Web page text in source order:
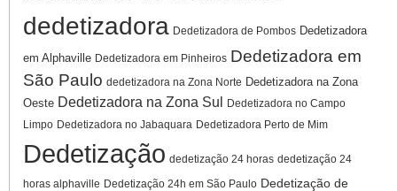
dedetizadora Dedetizadora de Pombos Dedetizadora
em Alphaville Dedetizadora em Pinheiros Dedetizadora em
São Paulo dedetizadora na Zona Norte Dedetizadora na Zona
Oeste Dedetizadora na Zona Sul
Dedetizadora no Campo
Limpo Dedetizadora no Jabaquara Dedetizadora Perto de Mim
Dedetização dedetização 24 horas dedetização 24
horas alphaville Dedetização 24h em São Paulo Dedetização de